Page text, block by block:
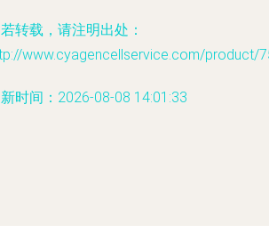
转载，请注明出处：
www.cyagencellservice.com/product/
时间：2026-08-08 14:01:33